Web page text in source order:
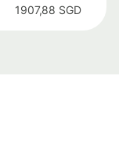
1907,88 SGD